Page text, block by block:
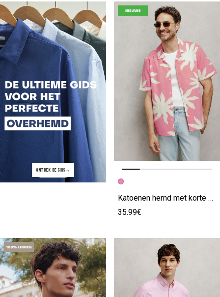
ONTDEK DE GIDS
Vorige afbeelding
Volgende beeld
Katoenen hemd met korte mouwen en bloemenprint roze
35.99€